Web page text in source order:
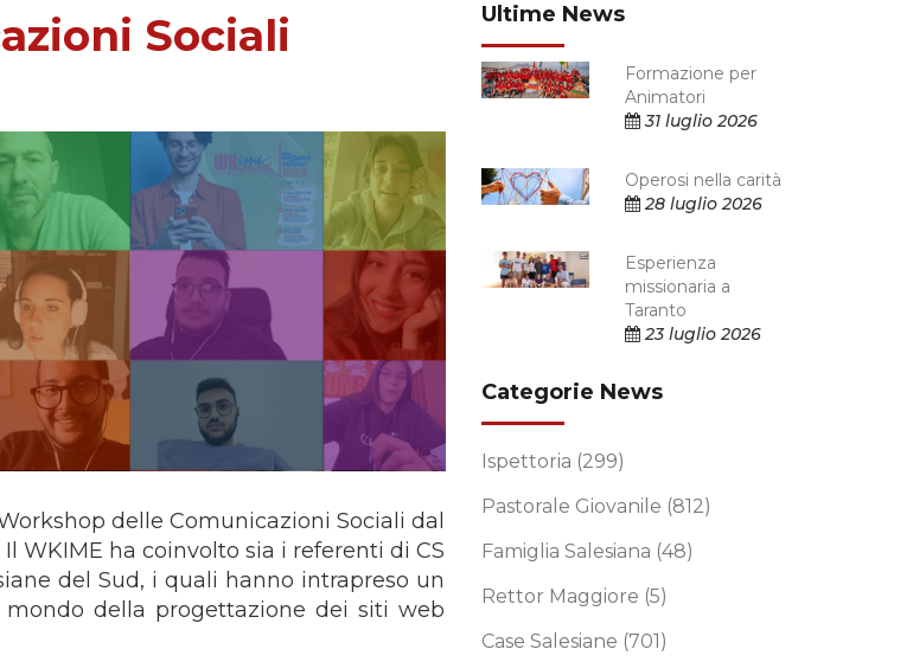
Sociali
delle Comunicazioni Sociali dal
WKIME ha coinvolto sia i referenti di CS
del Sud, i quali hanno intrapreso un
della progettazione dei siti web
Ultime News
Formazione per
Animatori
31 luglio 2026
Operosi nella carità
28 luglio 2026
Esperienza
missionaria a
Taranto
23 luglio 2026
Categorie News
Ispettoria (299)
Pastorale Giovanile (812)
Famiglia Salesiana (48)
Rettor Maggiore (5)
Case Salesiane (701)